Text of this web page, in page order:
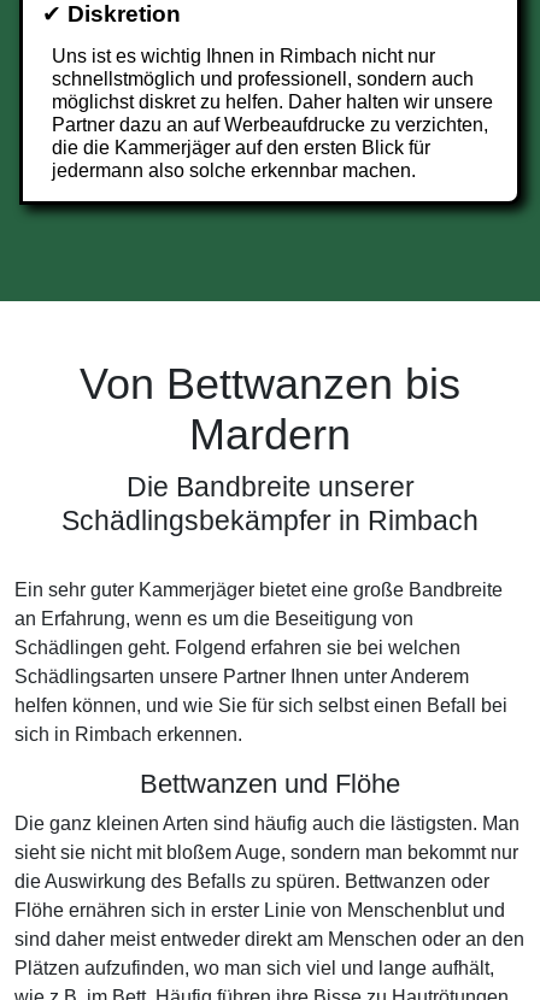
✔ Diskretion
Uns ist es wichtig Ihnen in Rimbach nicht nur
schnellstmöglich und professionell, sondern auch
möglichst diskret zu helfen. Daher halten wir unsere
Partner dazu an auf Werbeaufdrucke zu verzichten,
die die Kammerjäger auf den ersten Blick für
jedermann also solche erkennbar machen.
Von Bettwanzen bis
Mardern
Die Bandbreite unserer
Schädlingsbekämpfer in Rimbach
Ein sehr guter Kammerjäger bietet eine große Bandbreite
an Erfahrung, wenn es um die Beseitigung von
Schädlingen geht. Folgend erfahren sie bei welchen
Schädlingsarten unsere Partner Ihnen unter Anderem
helfen können, und wie Sie für sich selbst einen Befall bei
sich in Rimbach erkennen.
Bettwanzen und Flöhe
Die ganz kleinen Arten sind häufig auch die lästigsten. Man
sieht sie nicht mit bloßem Auge, sondern man bekommt nur
die Auswirkung des Befalls zu spüren. Bettwanzen oder
Flöhe ernähren sich in erster Linie von Menschenblut und
sind daher meist entweder direkt am Menschen oder an den
Plätzen aufzufinden, wo man sich viel und lange aufhält,